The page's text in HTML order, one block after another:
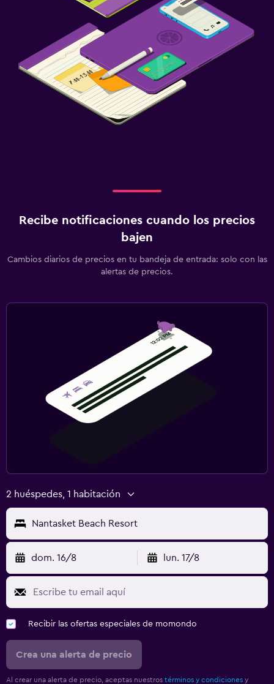
Recibe notificaciones cuando los precios
bajen
Cambios diarios de precios en tu bandeja de entrada: solo con las
alertas de precios.
2 huéspedes, 1 habitación
Nantasket Beach Resort
dom. 16/8 lun. 17/8
Recibir las ofertas especiales de momondo
Crea una alerta de precio
Al crear una alerta de precio, aceptas nuestros términos y condiciones y